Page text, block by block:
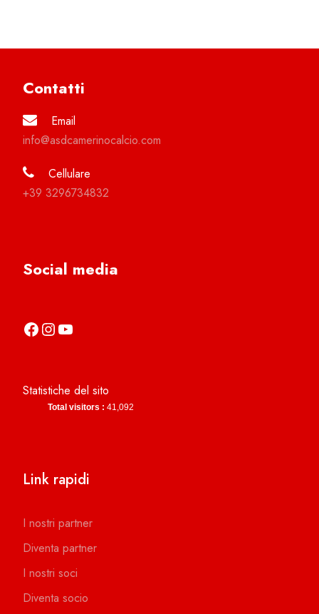
Contatti
Email
info@asdcamerinocalcio.com
Cellulare
+39 3296734832
Social media
https://it-it.facebook.com/asdcamerinocalcio https://www.instagram.com/camerinocalcio/ https://www.youtube.com/channel/UCl4n2co-g2dZSKsLZ-lZy9g
Statistiche del sito
Total visitors : 41,092
Link rapidi
I nostri partner
Diventa partner
I nostri soci
Diventa socio